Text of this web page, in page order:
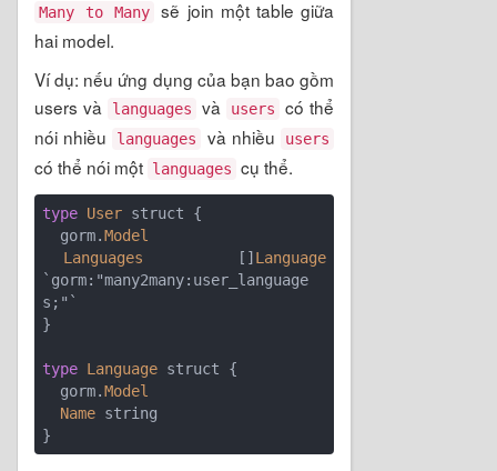
Many to Many
sẽ join một table giữa
hai model.
Ví dụ: nếu ứng dụng của bạn bao gồm
users và
languages và users
có thể
nói nhiều
languages và nhiều users
có thể nói một languages cụ thể.
type User struct {
  gorm.
Model
Languages
         []
Language
`gorm:"many2many:user_language
s;"`
}
type Language struct {
  gorm.
Model
Name string